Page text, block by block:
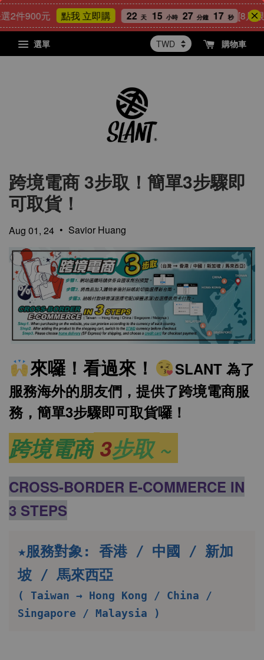
件900元 點我 立即購 22 天 15 小時 27 分鐘 16 秒 [8月限
選單 購物車
跨境電商 3步取！簡單3步驟即
可取貨！
Aug 01, 24 • Savior Huang
來囉！看過來！
SLANT 為了
服務海外的朋友們，提供了跨境電商服
務，簡單3步驟即可取貨囉！
跨境電商 3步取~
CROSS-BORDER E-COMMERCE IN
3 STEPS
★服務對象: 香港 / 中國 / 新加
坡 / 馬來西亞
( Taiwan → Hong Kong / China /
Singapore / Malaysia )